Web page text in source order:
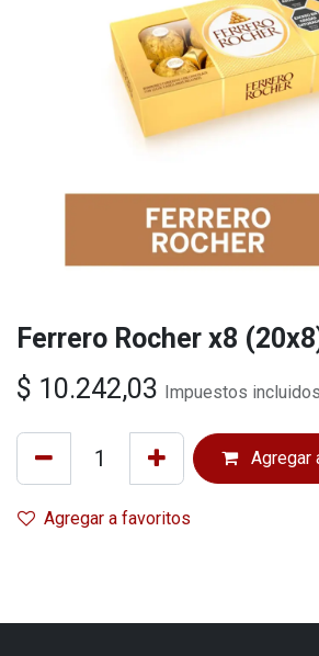
Ferrero Rocher x8
$ 10.242,03 Impuestos incluidos
Agregar
Agregar a favoritos